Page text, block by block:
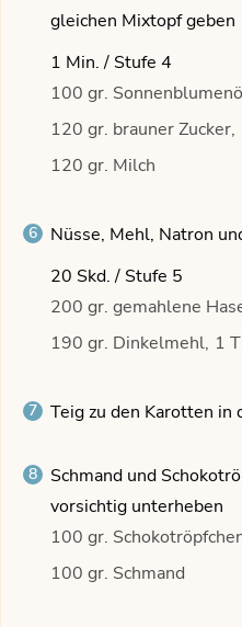
gleichen Mixtopf geben
1 Min. / Stufe 4
100 gr.
120 gr. brauner Zucker,
120 gr. Milch
Nüsse, Mehl, Natron
20 Skd. / Stufe 5
200 gr. gemahlene
190 gr. Dinkelmehl, 1
Teig zu den Karotten
Schmand und
vorsichtig unterheben
100 gr.
100 gr. Schmand